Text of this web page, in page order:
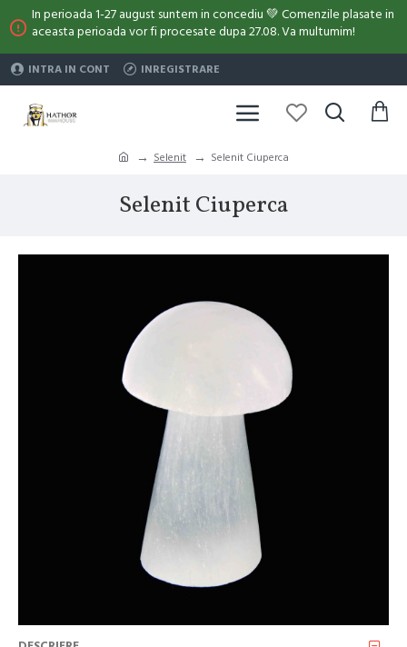
In perioada 1-27 august suntem in concediu 💚 Comenzile plasate in
aceasta perioada vor fi procesate dupa 27.08. Va multumim!
INTRA IN CONT INREGISTRARE
Selenit Selenit Ciuperca
Selenit Ciuperca